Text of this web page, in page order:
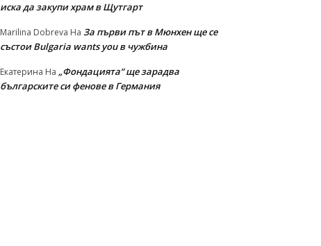
иска да закупи храм в Щутгарт
Marilina Dobreva На За първи път в Мюнхен ще се
състои Bulgaria wants you в чужбина
Екатерина На „Фондацията“ ще зарадва
българските си фенове в Германия